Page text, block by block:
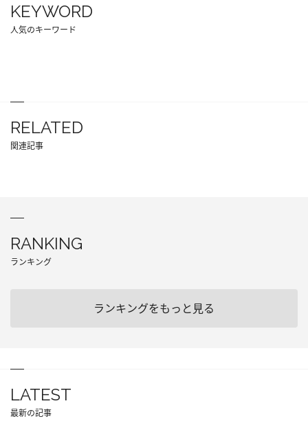
KEYWORD
人気のキーワード
RELATED
関連記事
RANKING
ランキング
ランキングをもっと見る
LATEST
最新の記事